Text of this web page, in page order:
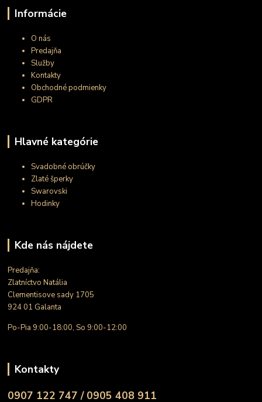
Informácie
O nás
Predajňa
Služby
Kontakty
Obchodné podmienky
GDPR
Hlavné kategórie
Svadobné obrúčky
Zlaté šperky
Swarovski
Hodinky
Kde nás nájdete
Predajňa:
Zlatníctvo Natália
Clementisove sady 1705
924 01 Galanta
Po-Pia 9:00-18:00, So 9:00-12:00
Kontakty
0907 122 747 / 0905 408 911